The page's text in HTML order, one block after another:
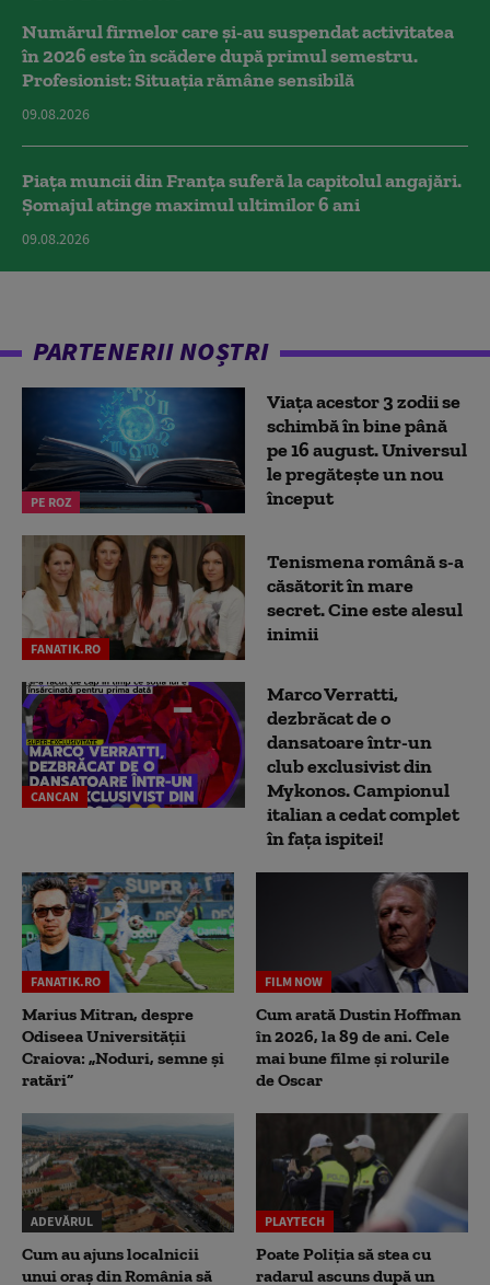
Numărul firmelor care și-au suspendat activitatea
în 2026 este în scădere după primul semestru.
Profesionist: Situația rămâne sensibilă
09.08.2026
Piața muncii din Franța suferă la capitolul angajări.
Șomajul atinge maximul ultimilor 6 ani
09.08.2026
PARTENERII NOȘTRI
PE ROZ
Viața acestor 3 zodii se
schimbă în bine până
pe 16 august. Universul
le pregătește un nou
început
FANATIK.RO
Tenismena română s-a
căsătorit în mare
secret. Cine este alesul
inimii
CANCAN
Marco Verratti,
dezbrăcat de o
dansatoare într-un
club exclusivist din
Mykonos. Campionul
italian a cedat complet
în fața ispitei!
FANATIK.RO
Marius Mitran, despre
Odiseea Universității
Craiova: „Noduri, semne și
ratări”
FILM NOW
Cum arată Dustin Hoffman
în 2026, la 89 de ani. Cele
mai bune filme și rolurile
de Oscar
ADEVĂRUL
Cum au ajuns localnicii
unui oraș din România să
PLAYTECH
Poate Poliția să stea cu
radarul ascuns după un